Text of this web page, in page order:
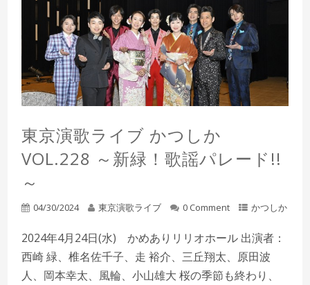
東京演歌ライブ かつしか
VOL.228 ～新緑！歌謡パレード!!
～
04/30/2024 東京演歌ライブ 0 Comment かつしか
2024年4月24日(水) かめありリリオホール 出演者：
西崎 緑、椎名佐千子、走 裕介、三丘翔太、原田波
人、岡本幸太、風輪、小山雄大 桜の季節も終わり、